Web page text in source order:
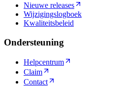
Nieuwe releases
Wijzigingslogboek
Kwaliteitsbeleid
Ondersteuning
Helpcentrum
Claim
Contact